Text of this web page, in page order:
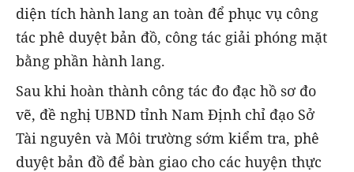
diện tích hành lang an toàn để phục vụ công
tác phê duyệt bản đồ, công tác giải phóng mặt
bằng phần hành lang.
Sau khi hoàn thành công tác đo đạc hồ sơ đo
vẽ, đề nghị UBND tỉnh Nam Định chỉ đạo Sở
Tài nguyên và Môi trường sớm kiểm tra, phê
duyệt bản đồ để bàn giao cho các huyện thực